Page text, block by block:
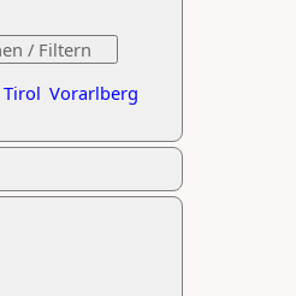
Tirol Vorarlberg